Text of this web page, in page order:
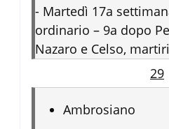
- Martedì 17a
ordinario – 9a dopo
Nazaro e Celso, martiri
29
Ambrosiano